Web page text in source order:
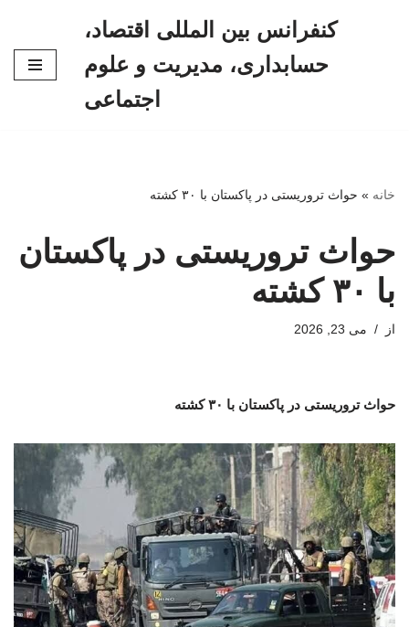
کنفرانس بین المللی اقتصاد،
حسابداری، مدیریت و علوم
اجتماعی
خانه » حواث تروریستی در پاکستان با ۳۰ کشته
حواث تروریستی در پاکستان
با ۳۰ کشته
از می 23, 2026
حواث تروریستی در پاکستان با ۳۰ کشته